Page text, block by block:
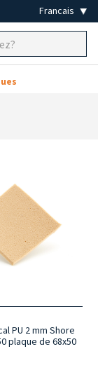
PU 2 mm Shore
plaque de 68x50